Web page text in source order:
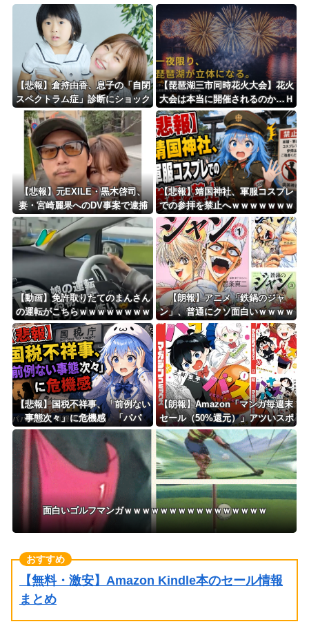
【悲報】倉持由香、息子の「自閉
スペクトラム症」診断にショック
で涙… 見逃していた乳幼児期の
サインとは？
【琵琶湖三市同時花火大会】花火
大会は本当に開催されるのか…Ｈ
Ｐで観覧券販売も消防への申請な
し、３自治体は「関与してない」
と声明
【悲報】元EXILE・黒木啓司、
妻・宮崎麗果へのDV事案で逮捕
されていた！宮崎は全身打撲、頭
部裂傷及び打撲、頸部損傷・・・
【悲報】靖国神社、軍服コスプレ
での参拝を禁止へｗｗｗｗｗｗｗ
ｗｗｗｗｗｗｗｗｗｗｗｗ
【動画】免許取りたてのまんさん
の運転がこちらｗｗｗｗｗｗｗｗ
ｗｗｗｗ
【朗報】アニメ「鉄鍋のジャ
ン」、普通にクソ面白いｗｗｗｗ
ｗｗｗｗｗｗｗ
【悲報】国税不祥事、「前例ない
事態次々」に危機感 「パパ
活」、情報漏えいも
【朗報】Amazon「マンガ毎週末
セール（50%還元）」アツいスポ
ーツマンガ祭り最終日到来！！！
面白いゴルフマンガｗｗｗｗｗｗｗｗｗｗｗｗｗｗｗｗ
【無料・激安】Amazon Kindle本のセール情報
まとめ